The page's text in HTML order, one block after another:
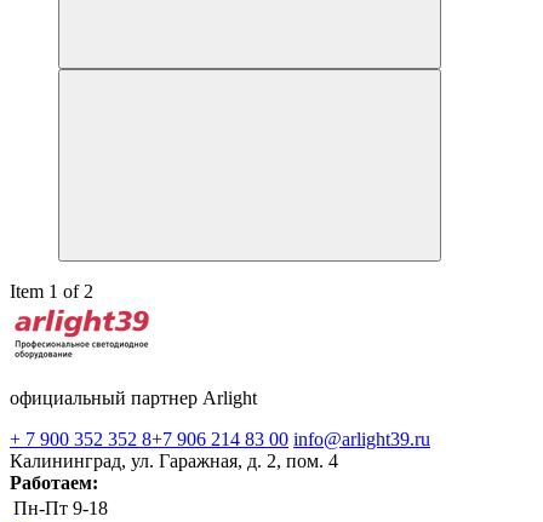
Item 1 of 2
официальный партнер Arlight
+ 7 900 352 352 8+7 906 214 83 00 info@arlight39.ru
Калининград, ул. Гаражная, д. 2, пом. 4
Работаем:
Пн-Пт 9-18